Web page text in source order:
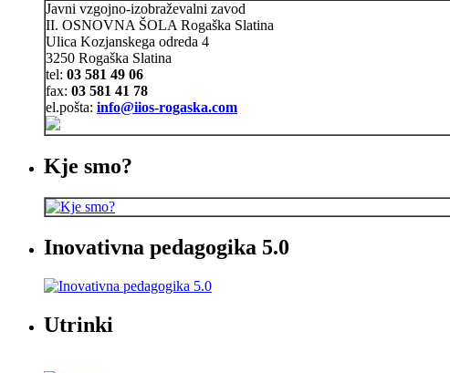
Javni vzgojno-izobraževalni zavod
II. OSNOVNA ŠOLA Rogaška Slatina
Ulica Kozjanskega odreda 4
3250 Rogaška Slatina
tel: 03 581 49 06
fax: 03 581 41 78
el.pošta: info@iios-rogaska.com
Kje smo?
Inovativna pedagogika 5.0
Utrinki